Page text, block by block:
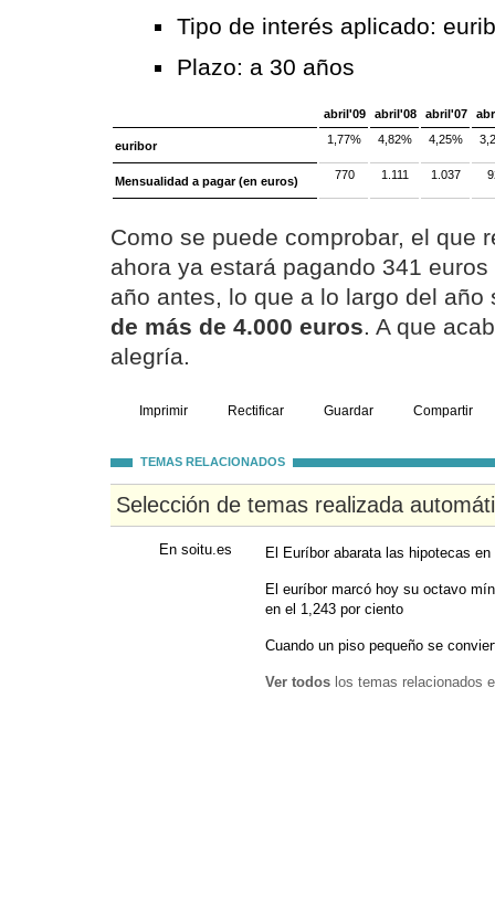
Tipo de interés aplicado:
Plazo: a 30 años
abril'09 abril'08 abril'07
euribor 1,77% 4,82% 4,25%
Mensualidad a pagar (en euros) 770 1.111 1.037
Como se puede comprobar, el que
ahora ya estará pagando 341
año antes, lo que a lo largo del
de más de 4.000 euros. A que
alegría.
Imprimir Rectificar Guardar Compartir
TEMAS RELACIONADOS
Selección de temas realizada
En soitu.es El Euríbor abarata las hipotecas
El euríbor marcó hoy su octavo
en el 1,243 por ciento
Cuando un piso pequeño se
Ver todos los temas relacionados